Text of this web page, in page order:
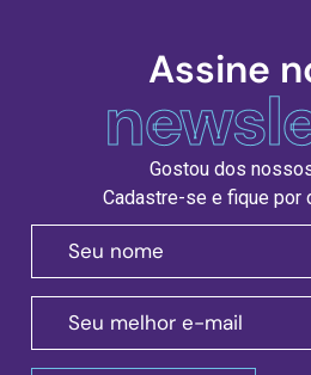
Assine
Gostou dos
Cadastre-se e fique por